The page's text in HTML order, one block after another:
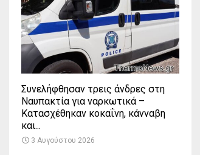
Συνελήφθησαν τρεις άνδρες στη
Ναυπακτία για ναρκωτικά –
Κατασχέθηκαν κοκαΐνη, κάνναβη
και...
3 Αυγούστου 2026